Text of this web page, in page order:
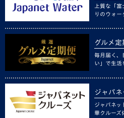
上質な「
りのウォー
グルメ定
毎月届く、
い」で生活
ジャパ
ジャパネッ
華クルーズ